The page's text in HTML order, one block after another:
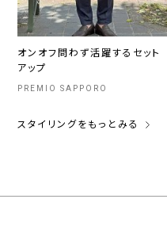
オンオフ問わず活躍するセット
アップ
PREMIO SAPPORO
スタイリングをもっとみる